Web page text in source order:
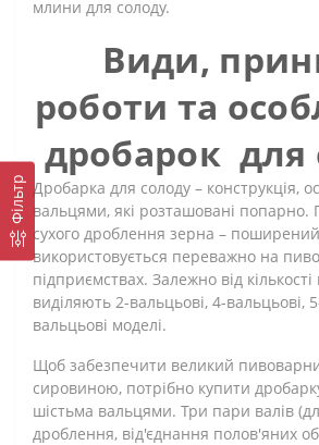
Фільтр
млини для солоду.
Види,
роботи та
дробарок для
Дробарка для солоду – конструкція,
вальцями, які розташовані попарно.
сухого дроблення зерна –
використовується переважно на
підприємствах. Залежно від кількості
виділяють 2-вальцьові, 4-вальцьові,
вальцьові моделі.
Щоб забезпечити великий
сировиною, потрібно купити
шістьма вальцями. Три пари валів
дроблення, від'єднання полов'яних